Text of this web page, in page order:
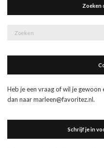
Zoeken
Heb je een vraag of wil je
dan naar marleen@favoritez.nl.
Schrijf je in